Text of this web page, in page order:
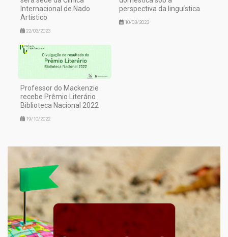
Internacional de Nado
Artístico
22/03/2023
perspectiva da linguística
10/03/2023
Professor do Mackenzie
recebe Prêmio Literário
Biblioteca Nacional 2022
19/10/2022